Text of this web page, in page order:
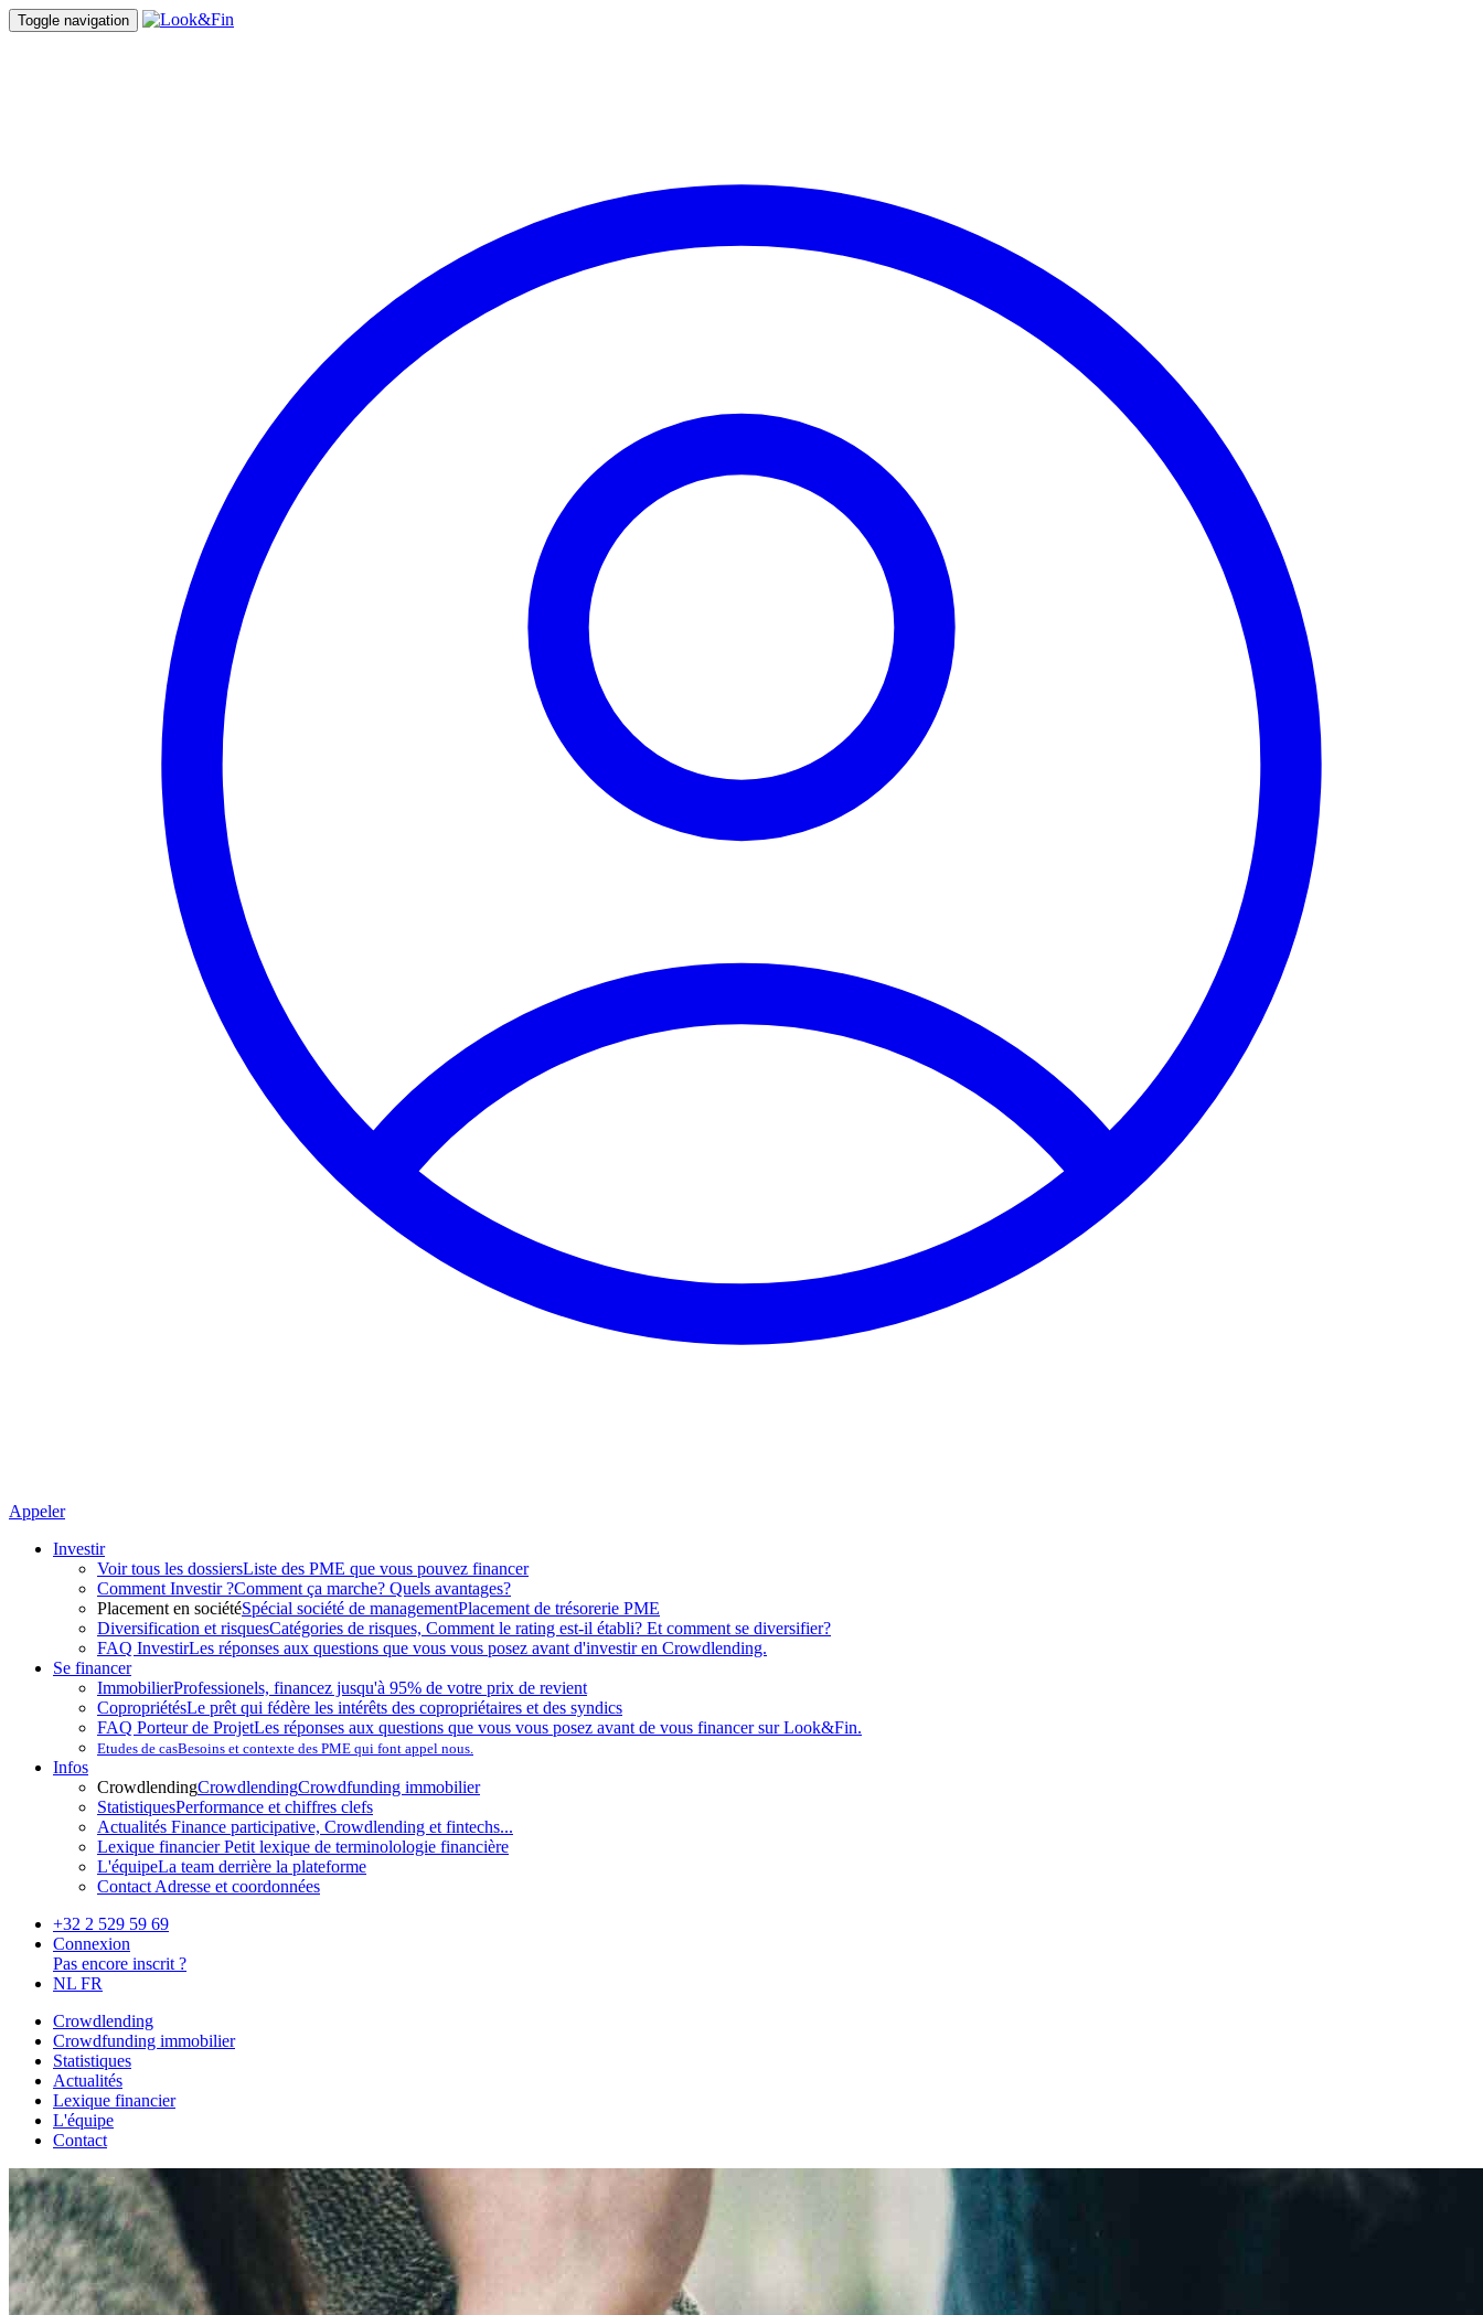
Toggle navigation
Appeler
Investir
Voir tous les dossiersListe des PME que vous pouvez financer
Comment Investir ?Comment ça marche? Quels avantages?
Placement en sociétéSpécial société de managementPlacement de trésorerie PME
Diversification et risquesCatégories de risques, Comment le rating est-il établi? Et comment se diversifier?
FAQ InvestirLes réponses aux questions que vous vous posez avant d'investir en Crowdlending.
Se financer
ImmobilierProfessionels, financez jusqu'à 95% de votre prix de revient
CopropriétésLe prêt qui fédère les intérêts des copropriétaires et des syndics
FAQ Porteur de ProjetLes réponses aux questions que vous vous posez avant de vous financer sur Look&Fin.
Etudes de casBesoins et contexte des PME qui font appel nous.
Infos
CrowdlendingCrowdlendingCrowdfunding immobilier
StatistiquesPerformance et chiffres clefs
Actualités Finance participative, Crowdlending et fintechs...
Lexique financierPetit lexique de terminolologie financière
L'équipeLa team derrière la plateforme
Contact Adresse et coordonnées
+32 2 529 59 69
Connexion
Pas encore inscrit ?
NL FR
Crowdlending
Crowdfunding immobilier
Statistiques
Actualités
Lexique financier
L'équipe
Contact